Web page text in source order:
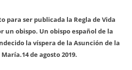
para ser publicada la Regla de Vida
un obispo. Un obispo español de la
la víspera de la Asunción de la
14 de agosto 2019.